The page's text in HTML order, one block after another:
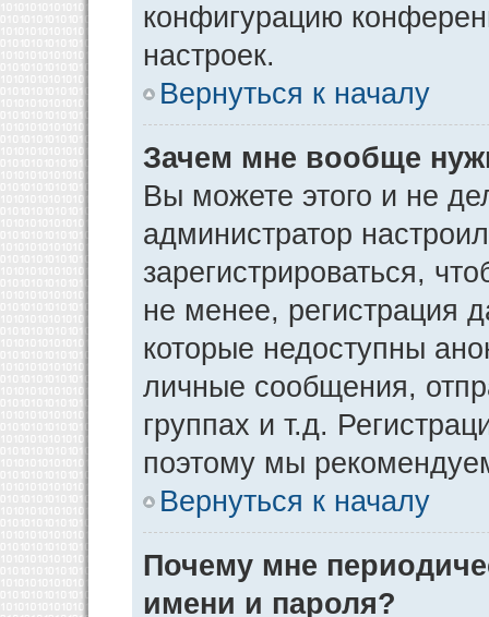
конфигурацию
настроек.
Вернуться к началу
Зачем мне вообще
Вы можете этого и не
администратор
зарегистрироваться,
не менее, регистрация
которые недоступны
личные сообщения,
группах и т.д.
поэтому мы
Вернуться к началу
Почему мне
имени и пароля?